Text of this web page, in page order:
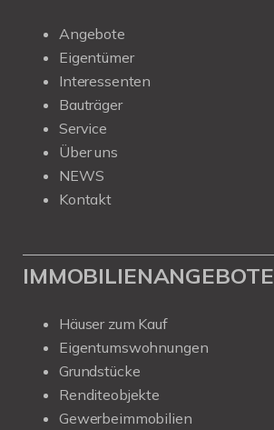
Angebote
Eigentümer
Interessenten
Bauträger
Service
Über uns
NEWS
Kontakt
IMMOBILIENANGEBOTE
Häuser zum Kauf
Eigentumswohnungen
Grundstücke
Renditeobjekte
Gewerbeimmobilien